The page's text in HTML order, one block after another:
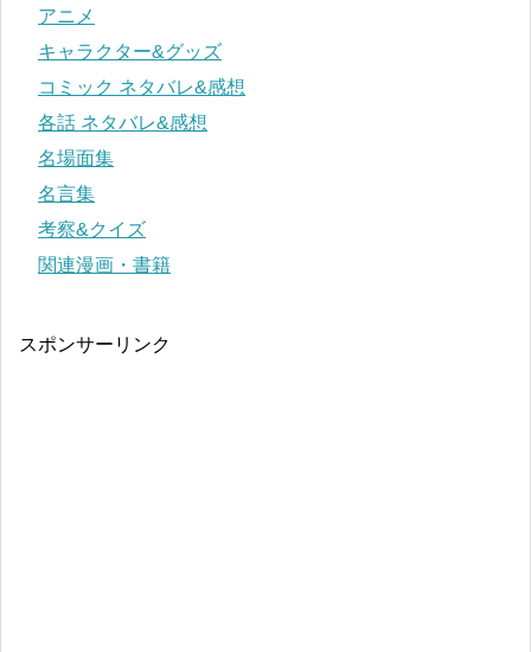
アニメ
キャラクター&グッズ
コミック ネタバレ&感想
各話 ネタバレ&感想
名場面集
名言集
考察&クイズ
関連漫画・書籍
スポンサーリンク